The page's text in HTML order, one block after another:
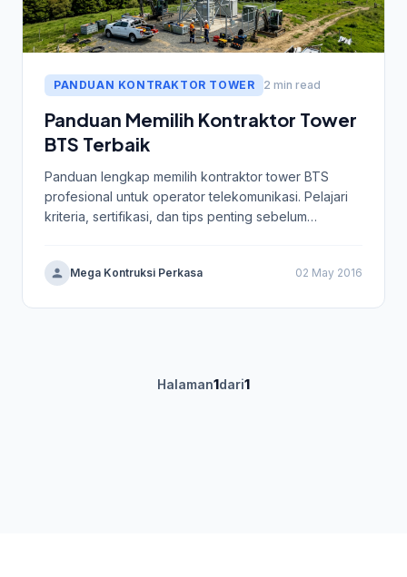
PANDUAN KONTRAKTOR TOWER 2 min read
Panduan Memilih Kontraktor Tower
BTS Terbaik
Panduan lengkap memilih kontraktor tower BTS
profesional untuk operator telekomunikasi. Pelajari
kriteria, sertifikasi, dan tips penting sebelum
Mega Kontruksi Perkasa 02 May 2016
Halaman1dari1